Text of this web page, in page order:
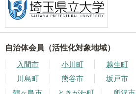
自治体会員（活性化対象地域）
入間市 小川町 越生町
川島町
熊谷市 坂戸市